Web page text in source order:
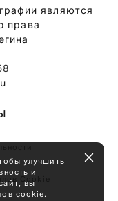
являются
права
Cookie
улучшить
и
вы
cookie.